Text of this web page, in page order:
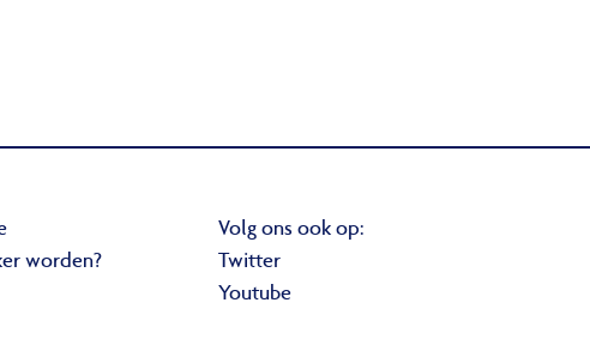
worden?
Volg ons ook op:
Twitter
Youtube